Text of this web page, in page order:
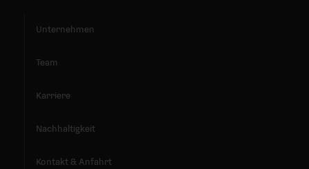
Unternehmen
Team
Karriere
Nachhaltigkeit
Kontakt & Anfahrt